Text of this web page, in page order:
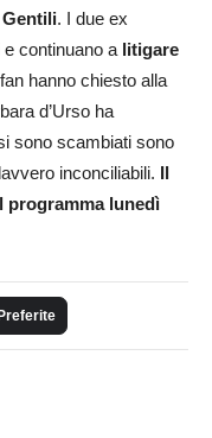
Gentili. I due ex
e continuano a litigare
hanno chiesto alla
d’Urso ha
sono scambiati sono
inconciliabili.
programma lunedì
Preferite